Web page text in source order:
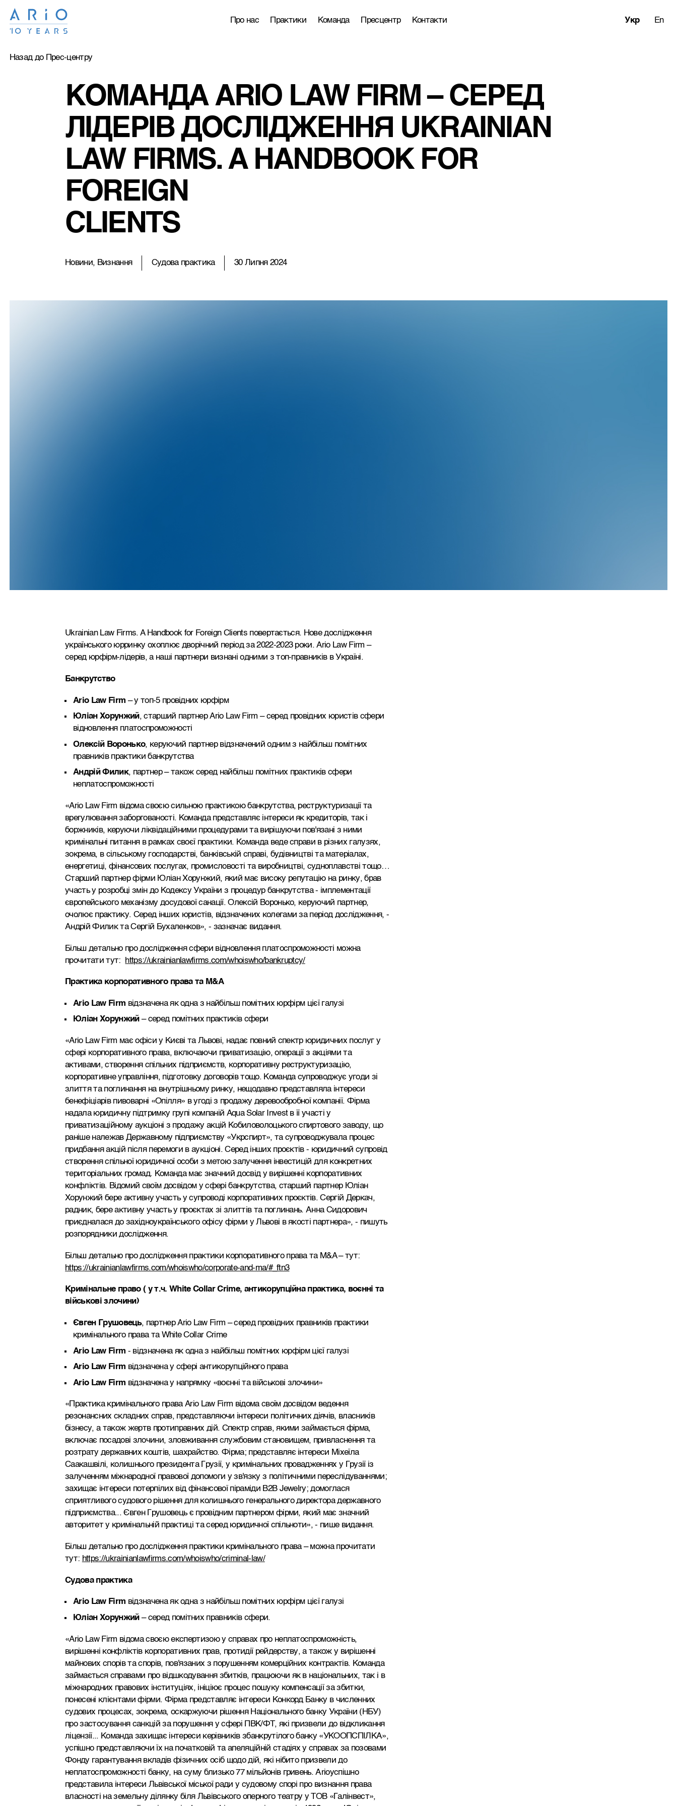
Укр En
Про нас Практики Команда Пресцентр Контакти
Назад до Прес-центру
КОМАНДА ARIO LAW FIRM – СЕРЕД
ЛІДЕРІВ ДОСЛІДЖЕННЯ UKRAINIAN
LAW FIRMS. A HANDBOOK FOR
FOREIGN
CLIENTS
Новини, Визнання Судова практика 30 Липня 2024
Ukrainian Law Firms. A Handbook for Foreign Clients повертається. Нове дослідження
українського юрринку охоплює дворічний період за 2022-2023 роки. Ario Law Firm –
серед юрфірм-лідерів, а наші партнери визнані одними з топ-правників в Україні.
Банкрутство
Ario Law Firm – у топ-5 провідних юрфірм
Юліан Хорунжий, старший партнер Ario Law Firm – серед провідних юристів сфери
відновлення платоспроможності
Олексій Воронько, керуючий партнер відзначений одним з найбільш помітних
правників практики банкрутства
Андрій Филик, партнер – також серед найбільш помітних практиків сфери
неплатоспроможності
«Ario Law Firm відома своєю сильною практикою банкрутства, реструктуризації та
врегулювання заборгованості. Команда представляє інтереси як кредиторів, так і
боржників, керуючи ліквідаційними процедурами та вирішуючи пов'язані з ними
кримінальні питання в рамках своєї практики. Команда веде справи в різних галузях,
зокрема, в сільському господарстві, банківській справі, будівництві та матеріалах,
енергетиці, фінансових послугах, промисловості та виробництві, судноплавстві тощо…
Старший партнер фірми Юліан Хорунжий, який має високу репутацію на ринку, брав
участь у розробці змін до Кодексу України з процедур банкрутства - імплементації
європейського механізму досудової санації. Олексій Воронько, керуючий партнер,
очолює практику. Серед інших юристів, відзначених колегами за період дослідження, -
Андрій Филик та Сергій Бухаленков», - зазначає видання.
Більш детально про дослідження сфери відновлення платоспроможності можна
прочитати тут: https://ukrainianlawfirms.com/whoiswho/bankruptcy/
Практика корпоративного права та M&A
Ario Law Firm відзначена як одна з найбільш помітних юрфірм цієї галузі
Юліан Хорунжий– серед помітних практиків сфери
«Ario Law Firm має офіси у Києві та Львові, надає повний спектр юридичних послуг у
сфері корпоративного права, включаючи приватизацію, операції з акціями та
активами, створення спільних підприємств, корпоративну реструктуризацію,
корпоративне управління, підготовку договорів тощо. Команда супроводжує угоди зі
злиття та поглинання на внутрішньому ринку, нещодавно представляла інтереси
бенефіціарів пивоварні «Опілля» в угоді з продажу деревообробної компанії. Фірма
надала юридичну підтримку групі компаній Aqua Solar Invest в її участі у
приватизаційному аукціоні з продажу акцій Кобиловолоцького спиртового заводу, що
раніше належав Державному підприємству «Укрспирт», та супроводжувала процес
придбання акцій після перемоги в аукціоні. Серед інших проєктів - юридичний супровід
створення спільної юридичної особи з метою залучення інвестицій для конкретних
територіальних громад. Команда має значний досвід у вирішенні корпоративних
конфліктів. Відомий своїм досвідом у сфері банкрутства, старший партнер Юліан
Хорунжий бере активну участь у супроводі корпоративних проєктів. Сергій Деркач,
радник, бере активну участь у проєктах зі злиттів та поглинань. Анна Сидорович
приєдналася до західноукраїнського офісу фірми у Львові в якості партнера», - пишуть
розпорядники дослідження.
Більш детально про дослідження практики корпоративного права та M&A – тут:
https://ukrainianlawfirms.com/whoiswho/corporate-and-ma/#_ftn3
Кримінальне право ( у т.ч. White Collar Crime, антикорупційна практика, воєнні та
військові злочини)
Євген Грушовець, партнер Ario Law Firm – серед провідних правників практики
кримінального права та White Collar Crime
Ario Law Firm - відзначена як одна з найбільш помітних юрфірм цієї галузі
Ario Law Firm відзначена у сфері антикорупційного права
Ario Law Firm відзначена у напрямку «воєнні та військові злочини»
«Практика кримінального права Ario Law Firm відома своїм досвідом ведення
резонансних складних справ, представляючи інтереси політичних діячів, власників
бізнесу, а також жертв протиправних дій. Спектр справ, якими займається фірма,
включає посадові злочини, зловживання службовим становищем, привласнення та
розтрату державних коштів, шахрайство. Фірма; представляє інтереси Міхеїла
Саакашвілі, колишнього президента Грузії, у кримінальних провадженнях у Грузії із
залученням міжнародної правової допомоги у зв'язку з політичними переслідуваннями;
захищає інтереси потерпілих від фінансової піраміди B2B Jewelry; домоглася
сприятливого судового рішення для колишнього генерального директора державного
підприємства... Євген Грушовець є провідним партнером фірми, який має значний
авторитет у кримінальній практиці та серед юридичної спільноти», - пише видання.
Більш детально про дослідження практики кримінального права – можна прочитати
тут: https://ukrainianlawfirms.com/whoiswho/criminal-law/
Судова практика
Ario Law Firm відзначена як одна з найбільш помітних юрфірм цієї галузі
Юліан Хорунжий– серед помітних правників сфери.
«Ario Law Firm відома своєю експертизою у справах про неплатоспроможність,
вирішенні конфліктів корпоративних прав, протидії рейдерству, а також у вирішенні
майнових спорів та спорів, пов'язаних з порушенням комерційних контрактів. Команда
займається справами про відшкодування збитків, працюючи як в національних, так і в
міжнародних правових інституціях, ініціює процес пошуку компенсації за збитки,
понесені клієнтами фірми. Фірма представляє інтереси Конкорд Банку в численних
судових процесах, зокрема, оскаржуючи рішення Національного банку України (НБУ)
про застосування санкцій за порушення у сфері ПВК/ФТ, які призвели до відкликання
ліцензії... Команда захищає інтереси керівників збанкрутілого банку «УКООПСПІЛКА»,
успішно представляючи їх на початковій та апеляційній стадіях у справах за позовами
Фонду гарантування вкладів фізичних осіб щодо дій, які нібито призвели до
неплатоспроможності банку, на суму близько 77 мільйонів гривень. Аrioуспішно
представила інтереси Львівської міської ради у судовому спорі про визнання права
власності на земельну ділянку біля Львівського оперного театру у ТОВ «Галінвест»,